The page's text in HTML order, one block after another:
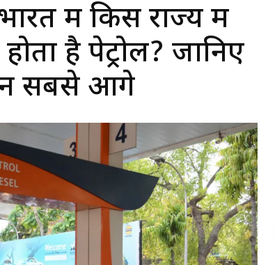
में किस राज्य में
है पेट्रोल? जानिए
सबसे आगे